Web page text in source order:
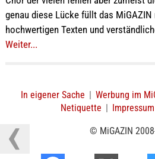
genau diese Lücke füllt das
hochwertigen Texten und
Weiter...
In eigener Sache | Werbung im
Netiquette | Impressum
© MiGAZIN